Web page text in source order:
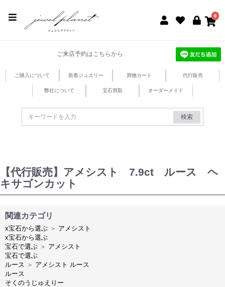
0
ご来店予約はこちらから
ご購入について 新着ジュエリー 買物カート 代行販売
弊社について 宝石買取 オーダーメイド
検索
【代行販売】アメシスト 7.9ct ルース ヘ
キサゴンカット
関連カテゴリ
x宝石から選ぶ ＞ アメシスト
x宝石から選ぶ
宝石で選ぶ ＞ アメシスト
宝石で選ぶ
ルース ＞ アメシスト ルース
ルース
そくのうじゅえりー